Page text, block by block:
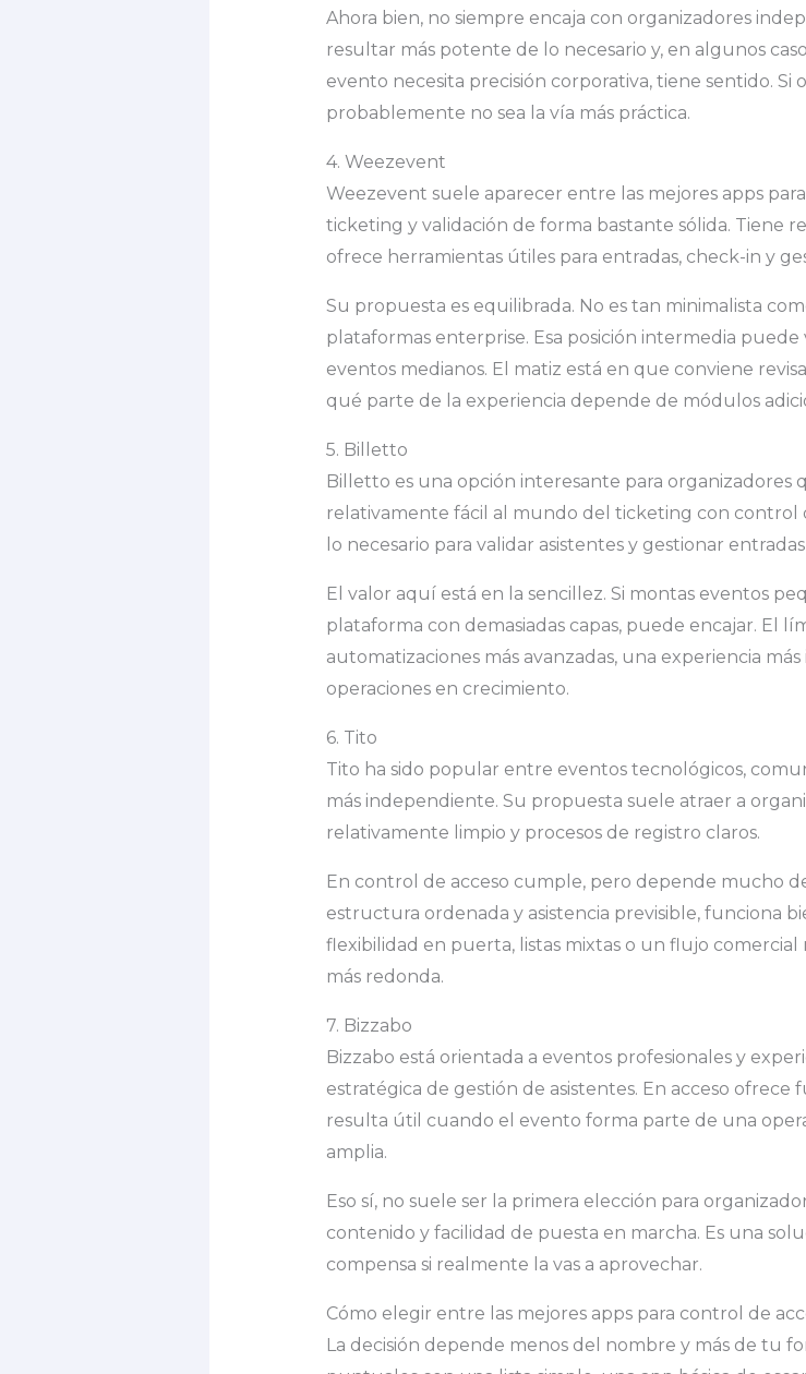
Ahora bien, no siempre encaja con organizadores
resultar más potente de lo necesario y, en algunos
evento necesita precisión corporativa, tiene sentido. Si
probablemente no sea la vía más práctica.
4. Weezevent
Weezevent suele aparecer entre las mejores apps
ticketing y validación de forma bastante sólida. Tiene
ofrece herramientas útiles para entradas, check-in y
Su propuesta es equilibrada. No es tan minimalista
plataformas enterprise. Esa posición intermedia puede
eventos medianos. El matiz está en que conviene
qué parte de la experiencia depende de módulos
5. Billetto
Billetto es una opción interesante para organizadores
relativamente fácil al mundo del ticketing con control
lo necesario para validar asistentes y gestionar
El valor aquí está en la sencillez. Si montas eventos
plataforma con demasiadas capas, puede encajar. El
automatizaciones más avanzadas, una experiencia
operaciones en crecimiento.
6. Tito
Tito ha sido popular entre eventos tecnológicos,
más independiente. Su propuesta suele atraer a
relativamente limpio y procesos de registro claros.
En control de acceso cumple, pero depende mucho
estructura ordenada y asistencia previsible, funciona
flexibilidad en puerta, listas mixtas o un flujo comercial
más redonda.
7. Bizzabo
Bizzabo está orientada a eventos profesionales y
estratégica de gestión de asistentes. En acceso ofrece
resulta útil cuando el evento forma parte de una
amplia.
Eso sí, no suele ser la primera elección para
contenido y facilidad de puesta en marcha. Es una
compensa si realmente la vas a aprovechar.
Cómo elegir entre las mejores apps para control de
La decisión depende menos del nombre y más de tu